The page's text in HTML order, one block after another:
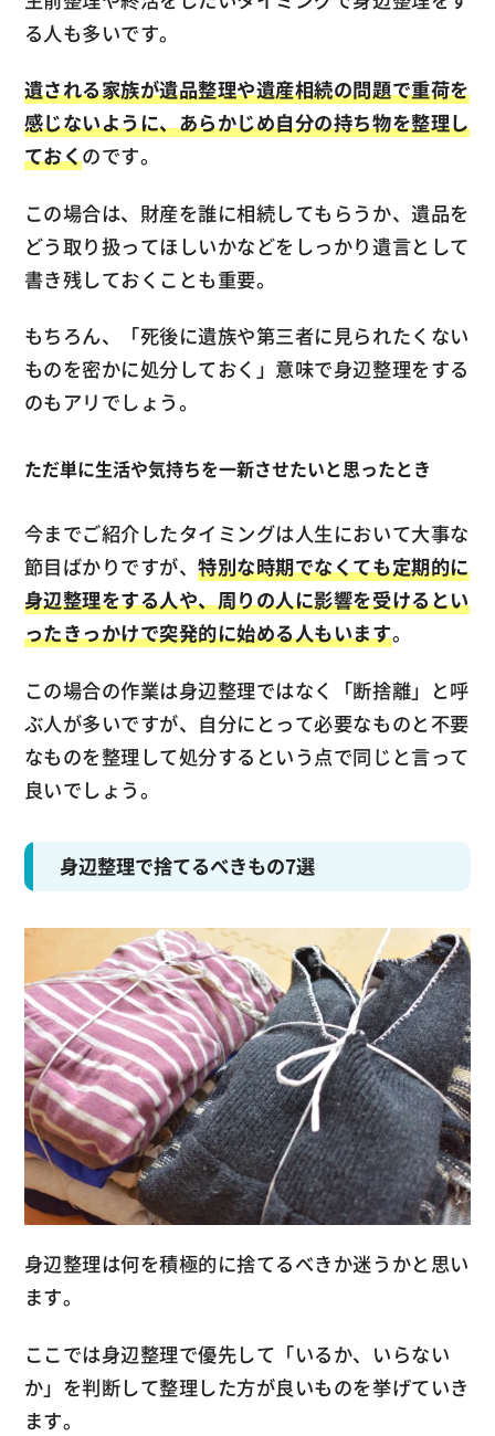
る人も多いです。
遺される家族が遺品整理や遺産相続の問題で重荷を
感じないように、あらかじめ自分の持ち物を整理し
ておくのです。
この場合は、財産を誰に相続してもらうか、遺品を
どう取り扱ってほしいかなどをしっかり遺言として
書き残しておくことも重要。
もちろん、「死後に遺族や第三者に見られたくない
ものを密かに処分しておく」意味で身辺整理をする
のもアリでしょう。
ただ単に生活や気持ちを一新させたいと思ったとき
今までご紹介したタイミングは人生において大事な
節目ばかりですが、特別な時期でなくても定期的に
身辺整理をする人や、周りの人に影響を受けるとい
ったきっかけで突発的に始める人もいます。
この場合の作業は身辺整理ではなく「断捨離」と呼
ぶ人が多いですが、自分にとって必要なものと不要
なものを整理して処分するという点で同じと言って
良いでしょう。
身辺整理で捨てるべきもの7選
身辺整理は何を積極的に捨てるべきか迷うかと思い
ます。
ここでは身辺整理で優先して「いるか、いらない
か」を判断して整理した方が良いものを挙げていき
ます。